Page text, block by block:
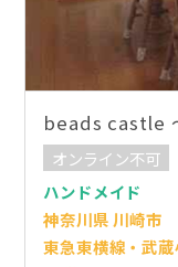
beads castle
オンライン不可
ハンドメイド
神奈川県 川崎市
東急東横線・武